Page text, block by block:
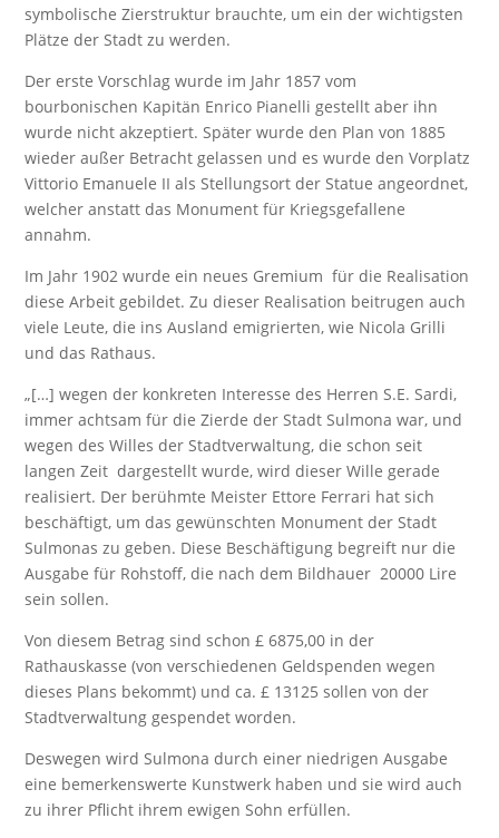
symbolische Zierstruktur brauchte, um ein der wichtigsten
Plätze der Stadt zu werden.
Der erste Vorschlag wurde im Jahr 1857 vom
bourbonischen Kapitän Enrico Pianelli gestellt aber ihn
wurde nicht akzeptiert. Später wurde den Plan von 1885
wieder außer Betracht gelassen und es wurde den Vorplatz
Vittorio Emanuele II als Stellungsort der Statue angeordnet,
welcher anstatt das Monument für Kriegsgefallene
annahm.
Im Jahr 1902 wurde ein neues Gremium für die Realisation
diese Arbeit gebildet. Zu dieser Realisation beitrugen auch
viele Leute, die ins Ausland emigrierten, wie Nicola Grilli
und das Rathaus.
„[…] wegen der konkreten Interesse des Herren S.E. Sardi,
immer achtsam für die Zierde der Stadt Sulmona war, und
wegen des Willes der Stadtverwaltung, die schon seit
langen Zeit dargestellt wurde, wird dieser Wille gerade
realisiert. Der berühmte Meister Ettore Ferrari hat sich
beschäftigt, um das gewünschten Monument der Stadt
Sulmonas zu geben. Diese Beschäftigung begreift nur die
Ausgabe für Rohstoff, die nach dem Bildhauer 20000 Lire
sein sollen.
Von diesem Betrag sind schon £ 6875,00 in der
Rathauskasse (von verschiedenen Geldspenden wegen
dieses Plans bekommt) und ca. £ 13125 sollen von der
Stadtverwaltung gespendet worden.
Deswegen wird Sulmona durch einer niedrigen Ausgabe
eine bemerkenswerte Kunstwerk haben und sie wird auch
zu ihrer Pflicht ihrem ewigen Sohn erfüllen.